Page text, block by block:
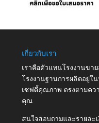
เกี่ยวกับเรา
เราคือตัวแทนโรงงานขาย
โรงงานฐานการผลิตอยู่ใ
เซฟตี้คุณภาพ ตรงตามคว
คุณ
สนใจสอบถามและรายละเ